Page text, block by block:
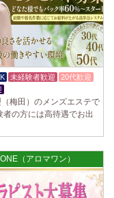
い！」「もっと人気セ
サポートします…
ます！ 今後も新規出店が
募集します！ 女性…
お給料をお支払いさせ
がけております…
未経験者歓迎
20代歓迎
梅田）のメンズエステで
者の方には高待遇でお出
（アロマワン）